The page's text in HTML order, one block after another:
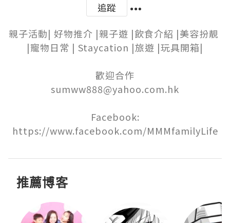
追蹤
親子活動| 好物推介 |親子遊 |飲食介紹 |美容扮靚
|寵物日常 | Staycation |旅遊 |玩具開箱|
歡迎合作
sumww888@yahoo.com.hk
Facebook:
https://www.facebook.com/MMMfamilyLife
推薦博客